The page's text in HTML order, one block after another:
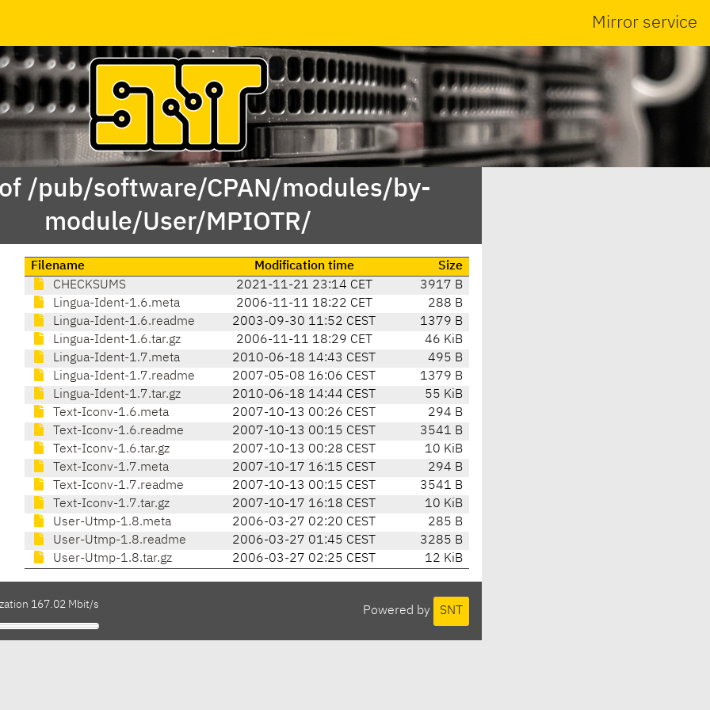
Mirror service
/pub/software/CPAN/modules/by-
module/User/MPIOTR/
Filename Modification time
Size
CHECKSUMS
2021-11-21 23:14 CET
3917 B
Lingua-Ident-1.6.meta
2006-11-11 18:22 CET
288 B
Lingua-Ident-1.6.readme
2003-09-30 11:52 CEST
1379 B
Lingua-Ident-1.6.tar.gz
2006-11-11 18:29 CET
46 KiB
Lingua-Ident-1.7.meta
2010-06-18 14:43 CEST
495 B
Lingua-Ident-1.7.readme
2007-05-08 16:06 CEST
1379 B
Lingua-Ident-1.7.tar.gz
2010-06-18 14:44 CEST
55 KiB
Text-Iconv-1.6.meta
2007-10-13 00:26 CEST
294 B
Text-Iconv-1.6.readme
2007-10-13 00:15 CEST
3541 B
Text-Iconv-1.6.tar.gz
2007-10-13 00:28 CEST
10 KiB
Text-Iconv-1.7.meta
2007-10-17 16:15 CEST
294 B
Text-Iconv-1.7.readme
2007-10-13 00:15 CEST
3541 B
Text-Iconv-1.7.tar.gz
2007-10-17 16:18 CEST
10 KiB
User-Utmp-1.8.meta
2006-03-27 02:20 CEST
285 B
User-Utmp-1.8.readme
2006-03-27 01:45 CEST
3285 B
User-Utmp-1.8.tar.gz
2006-03-27 02:25 CEST 12 KiB
Powered by SNT
167.02 Mbit/s